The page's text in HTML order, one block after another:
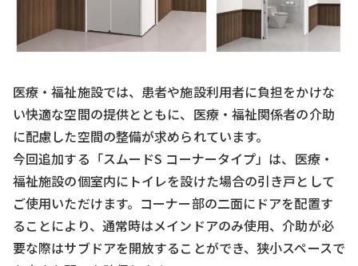
医療・福祉施設では、患者や施設利用者に負担をかけな
い快適な空間の提供とともに、医療・福祉関係者の介助
に配慮した空間の整備が求められています。
今回追加する「スムードS コーナータイプ」は、医療・
福祉施設の個室内にトイレを設けた場合の引き戸として
ご使用いただけます。コーナー部の二面にドアを配置す
ることにより、通常時はメインドアのみ使用、介助が必
要な際はサブドアを開放することができ、狭小スペースで